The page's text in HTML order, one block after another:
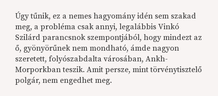
Úgy tűnik, ez a nemes hagyomány idén sem szakad
meg, a probléma csak annyi, legalábbis Vinkó
Szilárd parancsnok szempontjából, hogy mindezt az
ő, gyönyörűnek nem mondható, ámde nagyon
szeretett, folyószabdalta városában, Ankh-
Morporkban teszik. Amit persze, mint törvénytisztelő
polgár, nem engedhet meg.